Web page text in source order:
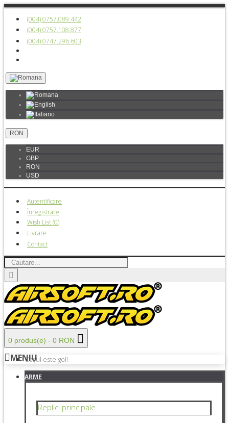
(004) 0757.089.442
(004) 0757.108.877
(004) 0747.296.603
RON
EUR
GBP
RON
USD
Autentificare
Înregistrare
Wish List (0)
Livrare
Contact
0 produs(e) - 0 RON
Coșul este gol!
MENIU
ARME
Replici principale